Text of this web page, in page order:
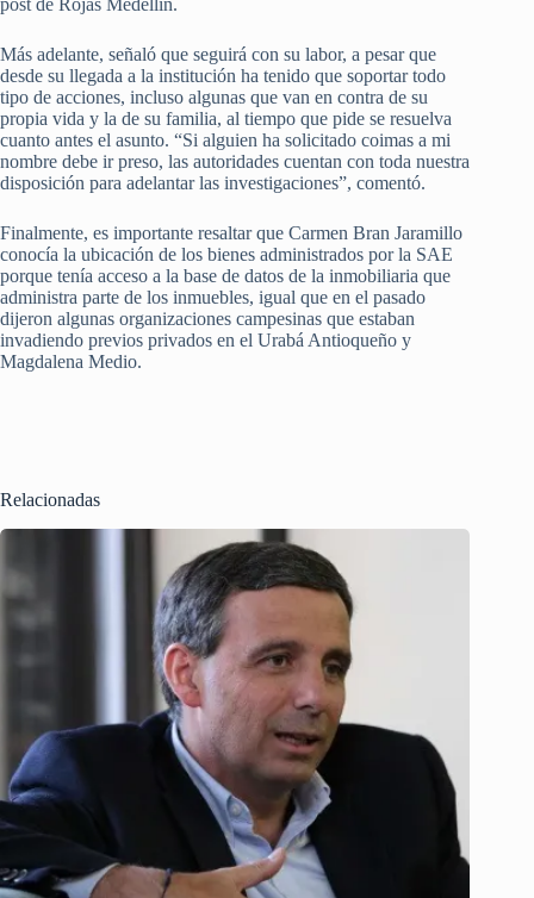
post de Rojas Medellín.
Más adelante, señaló que seguirá con su labor, a pesar que
desde su llegada a la institución ha tenido que soportar todo
tipo de acciones, incluso algunas que van en contra de su
propia vida y la de su familia, al tiempo que pide se resuelva
cuanto antes el asunto. “Si alguien ha solicitado coimas a mi
nombre debe ir preso, las autoridades cuentan con toda nuestra
disposición para adelantar las investigaciones”, comentó.
Finalmente, es importante resaltar que Carmen Bran Jaramillo
conocía la ubicación de los bienes administrados por la SAE
porque tenía acceso a la base de datos de la inmobiliaria que
administra parte de los inmuebles, igual que en el pasado
dijeron algunas organizaciones campesinas que estaban
invadiendo previos privados en el Urabá Antioqueño y
Magdalena Medio.
Relacionadas